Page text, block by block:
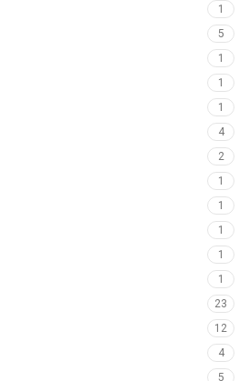
1
5
1
1
1
4
2
1
1
1
1
1
23
12
4
5